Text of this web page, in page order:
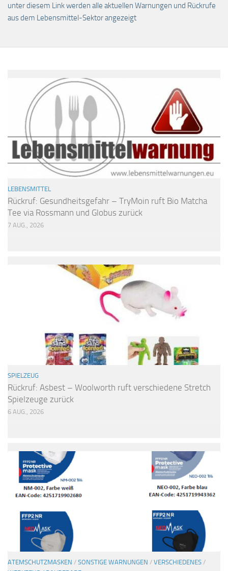
unter diesem Link werden alle aktuellen Warnungen und Rückrufe
aus dem Lebensmittel-Sektor angezeigt
LEBENSMITTEL
Rückruf: Gesundheitsgefahr – TryMoin ruft Bio Matcha
Tee via Rossmann und Globus zurück
7 AUG., 2026
SPIELZEUG
Rückruf: Asbest – Woolworth ruft verschiedene Stretch
Spielzeuge zurück
6 AUG., 2026
ATEMSCHUTZMASKEN / SONSTIGE WARNUNGEN / VERSCHIEDENES /